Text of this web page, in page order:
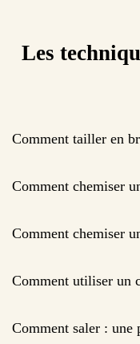
Les
Comment tailler en
Comment chemiser
Comment chemiser
Comment utiliser un
Comment saler : une